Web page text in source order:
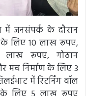
में जनसंपर्क के दौरान
के लिए 10 लाख रूपए,
रूपए, गोठान
निर्माण के लिए 3
में रिटर्निंग वॉल